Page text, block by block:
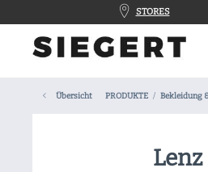
STORES
Übersicht PRODUKTE Bekleidung